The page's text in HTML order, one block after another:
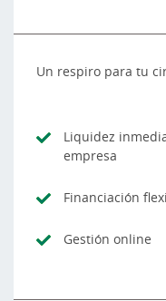
Un respiro para tu
Liquidez
empresa
Financiación
Gestión online